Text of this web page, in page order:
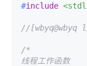
#include
//
/*
线程工作函数